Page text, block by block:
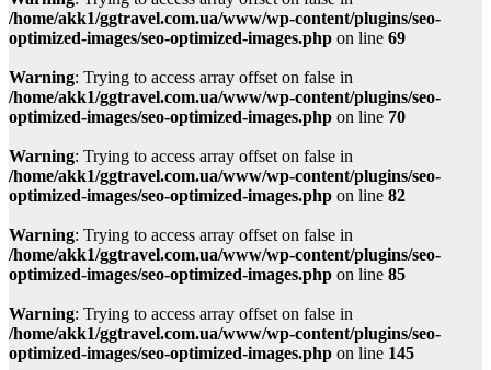
/home/akk1/ggtravel.com.ua/www/wp-content/plugins/seo-
optimized-images/seo-optimized-images.php on line 69
Warning: Trying to access array offset on false in
/home/akk1/ggtravel.com.ua/www/wp-content/plugins/seo-
optimized-images/seo-optimized-images.php on line 70
Warning: Trying to access array offset on false in
/home/akk1/ggtravel.com.ua/www/wp-content/plugins/seo-
optimized-images/seo-optimized-images.php on line 82
Warning: Trying to access array offset on false in
/home/akk1/ggtravel.com.ua/www/wp-content/plugins/seo-
optimized-images/seo-optimized-images.php on line 85
Warning: Trying to access array offset on false in
/home/akk1/ggtravel.com.ua/www/wp-content/plugins/seo-
optimized-images/seo-optimized-images.php on line 145